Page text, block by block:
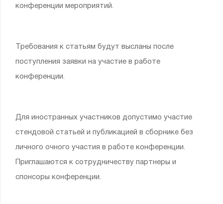
конференции мероприятий.
Требования к статьям будут высланы после
поступления заявки на участие в работе
конференции.
Для иностранных участников допустимо участие
стендовой статьей и публикацией в сборнике без
личного очного участия в работе конференции.
Приглашаются к сотрудничеству партнеры и
спонсоры конференции.